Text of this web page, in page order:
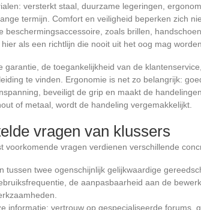
versterkt staal, duurzame legeringen,
termijn. Comfort en veiligheid beperken zich
beschermingsaccessoire, zoals brillen,
als een richtlijn die nooit uit het oog mag
garantie, de toegankelijkheid van de
te vinden. Ergonomie is net zo belangrijk:
beveiligt de grip en maakt de
of metaal, wordt de handeling vergemakkelijkt.
vragen van klussers
voorkomende vragen verdienen verschillende
tussen twee ogenschijnlijk gelijkwaardige
de aanpasbaarheid aan de
informatie: vertrouw op gespecialiseerde forums,